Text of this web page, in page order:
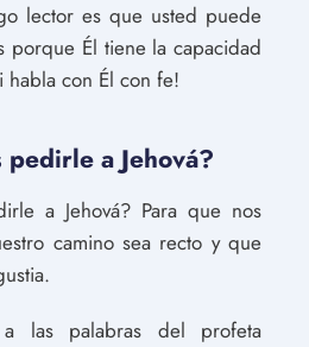
lector es que usted puede
porque Él tiene la capacidad
habla con Él con fe!
a Jehová?
a Jehová? Para que nos
camino sea recto y que
a las palabras del profeta